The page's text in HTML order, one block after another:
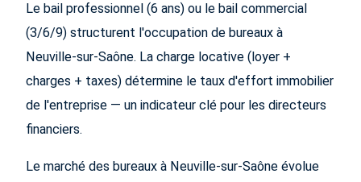
Le bail professionnel (6 ans) ou le bail commercial
(3/6/9) structurent l'occupation de bureaux à
Neuville-sur-Saône. La charge locative (loyer +
charges + taxes) détermine le taux d'effort immobilier
de l'entreprise — un indicateur clé pour les directeurs
financiers.
Le marché des bureaux à Neuville-sur-Saône évolue